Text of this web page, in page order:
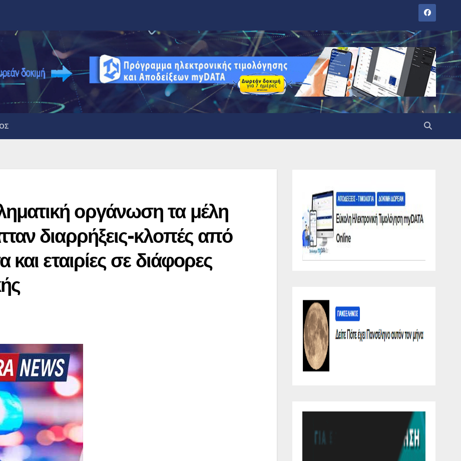
οργάνωση τα μέλη
διαρρήξεις-κλοπές από
και εταιρίες σε διάφορες